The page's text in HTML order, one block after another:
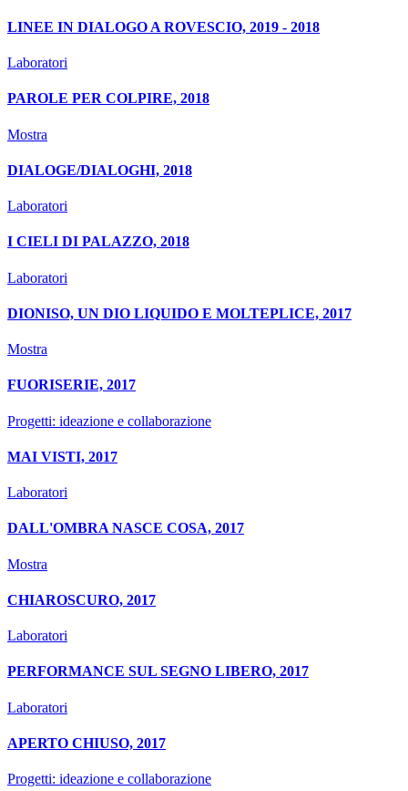
LINEE IN DIALOGO A ROVESCIO, 2019 - 2018
Laboratori
PAROLE PER COLPIRE, 2018
Mostra
DIALOGE/DIALOGHI, 2018
Laboratori
I CIELI DI PALAZZO, 2018
Laboratori
DIONISO, UN DIO LIQUIDO E MOLTEPLICE, 2017
Mostra
FUORISERIE, 2017
Progetti: ideazione e collaborazione
MAI VISTI, 2017
Laboratori
DALL'OMBRA NASCE COSA, 2017
Mostra
CHIAROSCURO, 2017
Laboratori
PERFORMANCE SUL SEGNO LIBERO, 2017
Laboratori
APERTO CHIUSO, 2017
Progetti: ideazione e collaborazione